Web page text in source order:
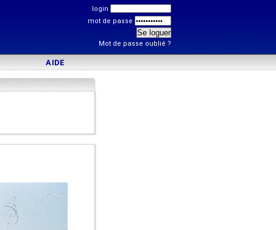
login
mot de passe
Mot de passe oublié ?
AIDE